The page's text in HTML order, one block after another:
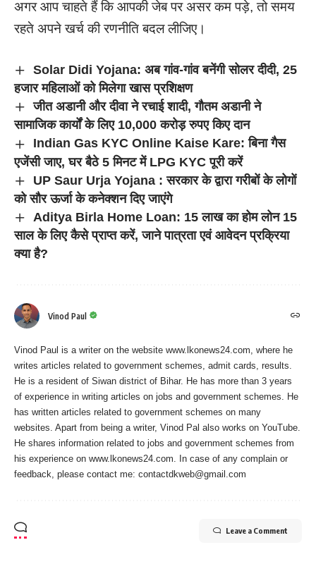
अगर आप चाहते हैं कि आपकी जेब पर असर कम पड़े, तो समय
रहते अपने खर्च की रणनीति बदल लीजिए।
Solar Didi Yojana: अब गांव-गांव बनेंगी सोलर दीदी, 25
हजार महिलाओं को मिलेगा खास प्रशिक्षण
जीत अडानी और दीवा ने रचाई शादी, गौतम अडानी ने
सामाजिक कार्यों के लिए 10,000 करोड़ रुपए किए दान
Indian Gas KYC Online Kaise Kare: बिना गैस
एजेंसी जाए, घर बैठे 5 मिनट में LPG KYC पूरी करें
UP Saur Urja Yojana : सरकार के द्वारा गरीबों के लोगों
को सौर ऊर्जा के कनेक्शन दिए जाएंगे
Aditya Birla Home Loan: 15 लाख का होम लोन 15
साल के लिए कैसे प्राप्त करें, जाने पात्रता एवं आवेदन प्रक्रिया
क्या है?
Vinod Paul
Vinod Paul is a writer on the website www.lkonews24.com, where he
writes articles related to government schemes, admit cards, results.
He is a resident of Siwan district of Bihar. He has more than 3 years
of experience in writing articles on jobs and government schemes. He
has written articles related to government schemes on many
websites. Apart from being a writer, Vinod Pal also works on YouTube.
He shares information related to jobs and government schemes from
his experience on www.lkonews24.com. In case of any complain or
feedback, please contact me: contactdkweb@gmail.com
Leave a Comment